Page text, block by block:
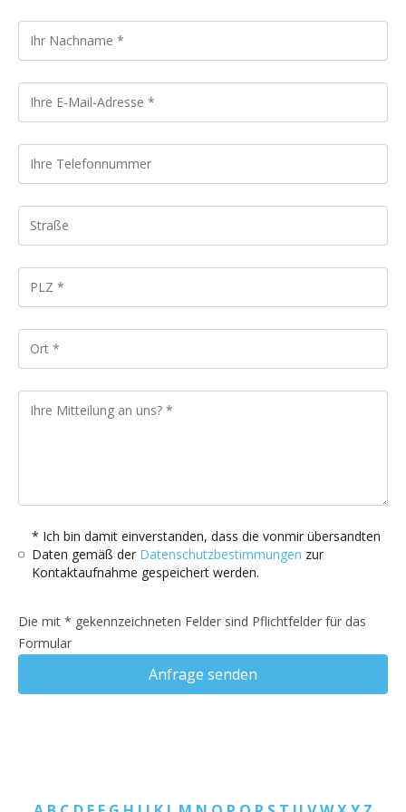
* Ich bin damit einverstanden, dass die vonmir übersandten
Daten gemäß der Datenschutzbestimmungen zur
Kontaktaufnahme gespeichert werden.
Die mit * gekennzeichneten Felder sind Pflichtfelder für das
Formular
Anfrage senden